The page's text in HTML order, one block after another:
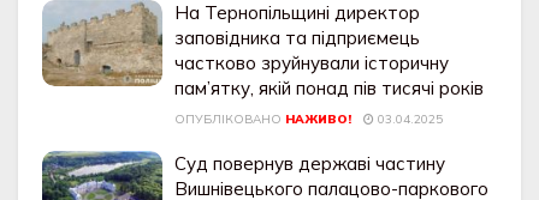
На Тернопільщині директор
заповідника та підприємець
частково зруйнували історичну
пам’ятку, якій понад пів тисячі років
ОПУБЛІКОВАНО НАЖИВО! 03.04.2025
Суд повернув державі частину
Вишнівецького палацово-паркового